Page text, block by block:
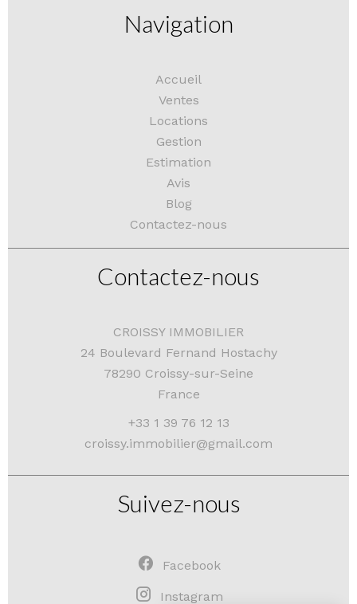
Navigation
Accueil
Ventes
Locations
Gestion
Estimation
Avis
Blog
Contactez-nous
Contactez-nous
CROISSY IMMOBILIER
24 Boulevard Fernand Hostachy
78290 Croissy-sur-Seine
France
+33 1 39 76 12 13
croissy.immobilier@gmail.com
Suivez-nous
Facebook
Instagram